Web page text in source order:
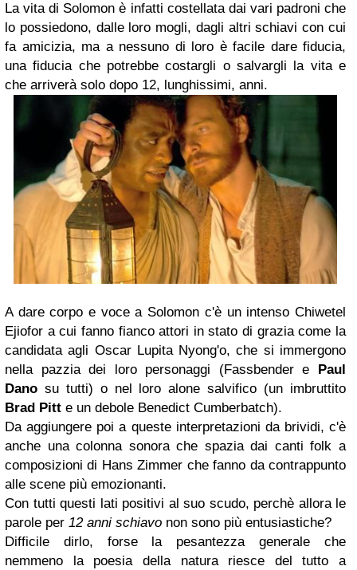
La vita di Solomon è infatti costellata dai vari padroni che
lo possiedono, dalle loro mogli, dagli altri schiavi con cui
fa amicizia, ma a nessuno di loro è facile dare fiducia,
una fiducia che potrebbe costargli o salvargli la vita e
che arriverà solo dopo 12, lunghissimi, anni.
A dare corpo e voce a Solomon c'è un intenso Chiwetel
Ejiofor a cui fanno fianco attori in stato di grazia come la
candidata agli Oscar Lupita Nyong'o, che si immergono
nella pazzia dei loro personaggi (Fassbender e
Paul
Dano su tutti) o nel loro alone salvifico (un imbruttito
Brad Pitt e un debole Benedict Cumberbatch).
Da aggiungere poi a queste interpretazioni da brividi, c'è
anche una colonna sonora che spazia dai canti folk a
composizioni di Hans Zimmer che fanno da contrappunto
alle scene più emozionanti.
Con tutti questi lati positivi al suo scudo, perchè allora le
parole per 12 anni schiavo non sono più entusiastiche?
Difficile dirlo, forse la pesantezza generale che
nemmeno la poesia della natura riesce del tutto a